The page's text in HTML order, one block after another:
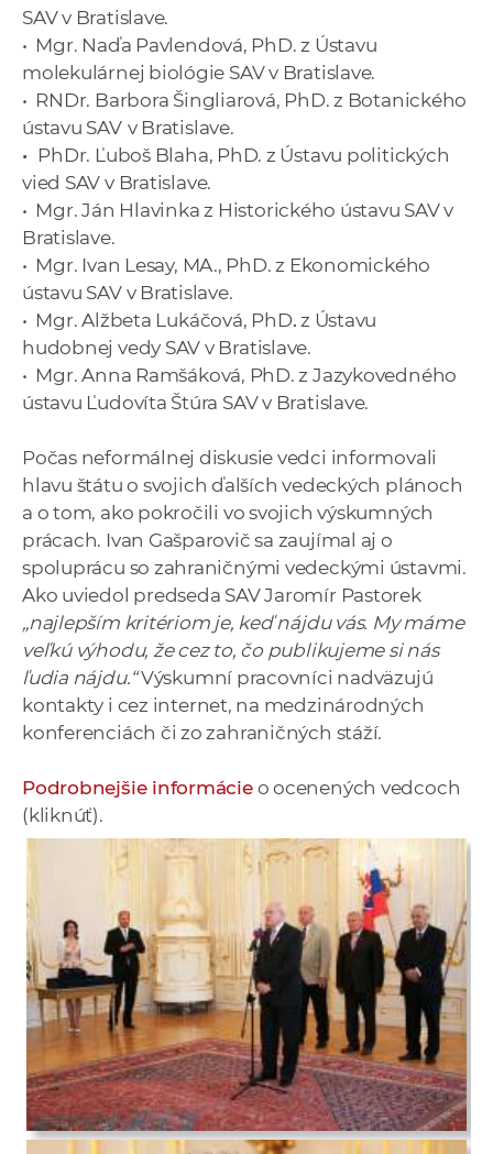
SAVv Bratislave.
• Mgr. Naďa Pavlendová, PhD. z Ústavu
molekulárnej biológie SAVv Bratislave.
• RNDr. Barbora Šingliarová, PhD. z Botanického
ústavu SAV v Bratislave.
• PhDr. Ľuboš Blaha, PhD. z Ústavu politických
vied SAV v Bratislave.
• Mgr. Ján Hlavinka z Historického ústavu SAVv
Bratislave.
• Mgr. Ivan Lesay, MA., PhD. z Ekonomického
ústavu SAV v Bratislave.
• Mgr. Alžbeta Lukáčová, PhD. z Ústavu
hudobnej vedy SAV v Bratislave.
• Mgr. Anna Ramšáková, PhD. z Jazykovedného
ústavu Ľudovíta Štúra SAVv Bratislave.
Počas neformálnej diskusie vedci informovali
hlavu štátu o svojich ďalších vedeckých plánoch
a o tom, ako pokročili vo svojich výskumných
prácach. Ivan Gašparovič sa zaujímal aj o
spoluprácu so zahraničnými vedeckými ústavmi.
Ako uviedol predseda SAV Jaromír Pastorek
„najlepším kritériom je, keď nájdu vás. My máme
veľkú výhodu, že cez to, čo publikujeme si nás
ľudia nájdu.“Výskumní pracovníci nadväzujú
kontakty i cez internet, na medzinárodných
konferenciách či zo zahraničných stáží.
Podrobnejšie informácieo ocenených vedcoch
(kliknúť).